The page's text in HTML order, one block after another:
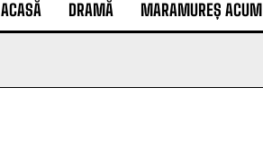
ACASĂ DRAMĂ MARAMUREȘ ACUM